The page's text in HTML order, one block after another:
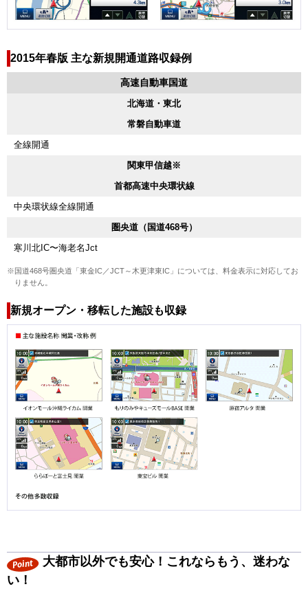
2015年春版 主な新規開通道路収録例
高速自動車国道
北海道・東北
常磐自動車道
全線開通
関東甲信越※
首都高速中央環状線
中央環状線全線開通
圏央道（国道468号）
寒川北IC〜海老名Jct
※国道468号圏央道「東金IC／JCT～木更津東IC」については、料金表示に対応してお
りません。
新規オープン・移転した施設も収録
大都市以外でも安心！これならもう、迷わな
い！